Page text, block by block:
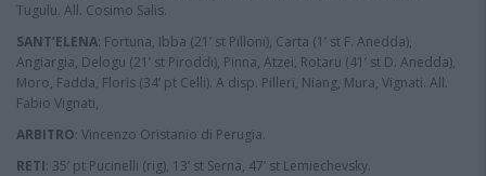
Tugulu. All. Cosimo Salis.
SANT’ELENA: Fortuna, Ibba (21’ st Pilloni), Carta (1’ st F. Anedda),
Angiargia, Delogu (21’ st Piroddi), Pinna, Atzei, Rotaru (41’ st D. Anedda),
Moro, Fadda, Floris (34’ pt Celli). A disp. Pilleri, Niang, Mura, Vignati. All.
Fabio Vignati,
ARBITRO: Vincenzo Oristanio di Perugia.
RETI: 35’ pt Pucinelli (rig), 13’ st Serna, 47’ st Lemiechevsky.